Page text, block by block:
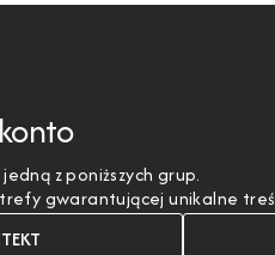
z poniższych grup.
gwarantującej unikalne